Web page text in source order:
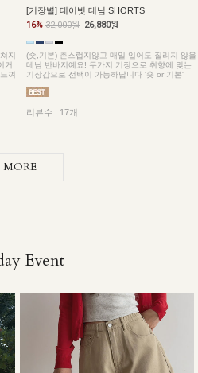
지
거
껴
[기장별] 데이빗 데님 SHORTS
16% 32,000원 26,880원
(숏,기본) 촌스럽지않고 매일 입어도 질리지 않을
데님 반바지예요! 두가지 기장으로 취향에 맞는
기장감으로 선택이 가능하답니다 '숏 or 기본'
리뷰수 : 17개
MORE
Event